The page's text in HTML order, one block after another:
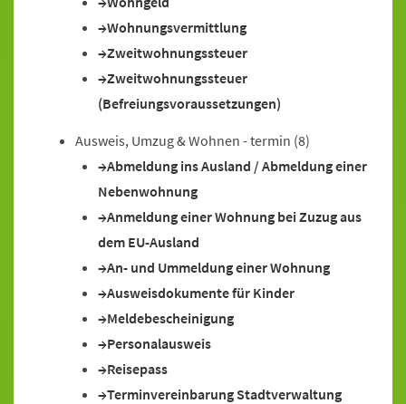
Wohnungsvermittlung
Zweitwohnungssteuer
Zweitwohnungssteuer
(Befreiungsvoraussetzungen)
Ausweis, Umzug & Wohnen - termin (8)
Abmeldung ins Ausland / Abmeldung einer
Nebenwohnung
Anmeldung einer Wohnung bei Zuzug aus
dem EU-Ausland
An- und Ummeldung einer Wohnung
Ausweisdokumente für Kinder
Meldebescheinigung
Personalausweis
Reisepass
Terminvereinbarung Stadtverwaltung